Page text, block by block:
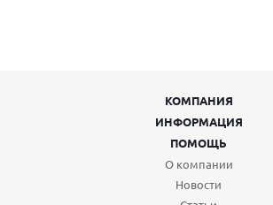
КОМПАНИЯ
ИНФОРМАЦИЯ
ПОМОЩЬ
О компании
Новости